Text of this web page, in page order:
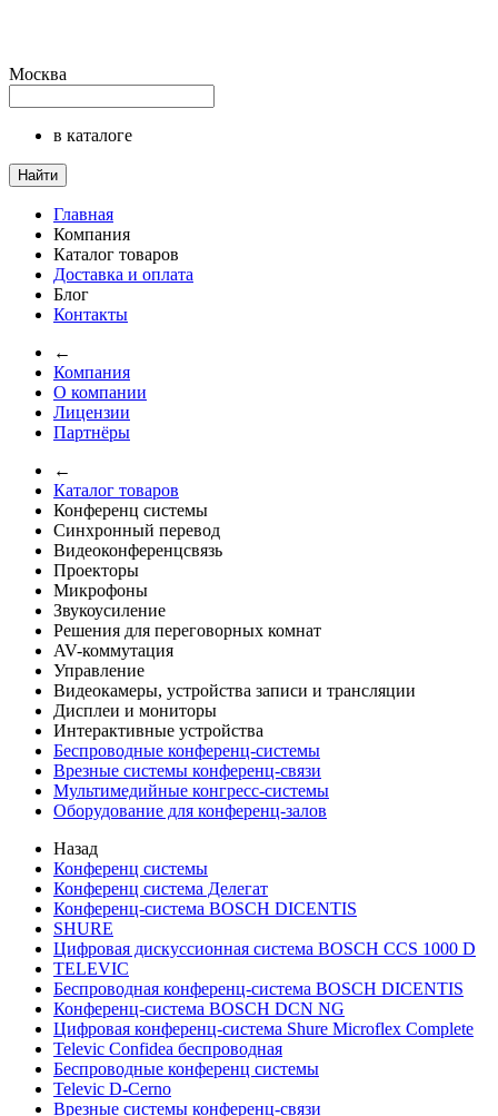
Москва
в каталоге
Найти
Главная
Компания
Каталог товаров
Доставка и оплата
Блог
Контакты
←
Компания
О компании
Лицензии
Партнёры
←
Каталог товаров
Конференц системы
Синхронный перевод
Видеоконференцсвязь
Проекторы
Микрофоны
Звукоусиление
Решения для переговорных комнат
AV-коммутация
Управление
Видеокамеры, устройства записи и трансляции
Дисплеи и мониторы
Интерактивные устройства
Беспроводные конференц-системы
Врезные системы конференц-связи
Мультимедийные конгресс-системы
Оборудование для конференц-залов
Назад
Конференц системы
Конференц система Делегат
Конференц-система BOSCH DICENTIS
SHURE
Цифровая дискуссионная система BOSCH CCS 1000 D
TELEVIC
Беспроводная конференц-система BOSCH DICENTIS
Конференц-система BOSCH DCN NG
Цифровая конференц-система Shure Microflex Complete
Televic Confidea беспроводная
Беспроводные конференц системы
Televic D-Cerno
Врезные системы конференц-связи